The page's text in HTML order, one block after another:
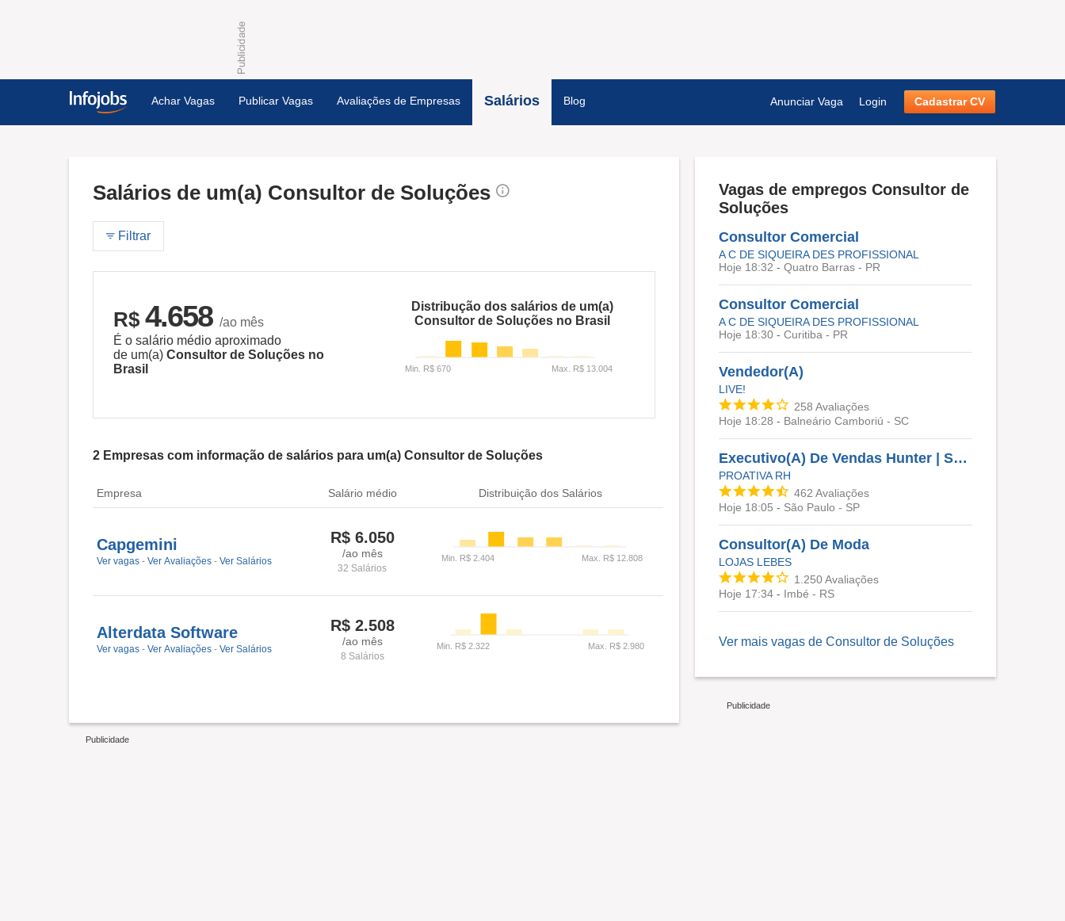
Achar Vagas Publicar Vagas Avaliações de Empresas Salários Blog Anunciar Vaga Login Cadastrar CV
Salários de um(a) Consultor de Soluções
Filtrar
R$ 4.658 /ao mês
É o salário médio aproximado
de um(a) Consultor de Soluções no
Brasil
Distribução dos salários de um(a)
Consultor de Soluções no Brasil
2 Empresas com informação de salários para um(a) Consultor de Soluções
Empresa Salário médio Distribuição dos Salários
Capgemini
Ver vagas - Ver Avaliações - Ver Salários
R$ 6.050
/ao mês
32 Salários
Alterdata Software
Ver vagas - Ver Avaliações - Ver Salários
R$ 2.508
/ao mês
8 Salários
Vagas de empregos Consultor de
Soluções
Consultor Comercial
A C DE SIQUEIRA DES PROFISSIONAL
Hoje 18:32 - Quatro Barras - PR
Consultor Comercial
A C DE SIQUEIRA DES PROFISSIONAL
Hoje 18:30 - Curitiba - PR
Vendedor(A)
LIVE!
258 Avaliações
Hoje 18:28 - Balneário Camboriú - SC
Executivo(A) De Vendas Hunter | Soluções Em TI
PROATIVA RH
462 Avaliações
Hoje 18:05 - São Paulo - SP
Consultor(A) De Moda
LOJAS LEBES
1.250Avaliações
Hoje 17:34 - Imbé - RS
Ver mais vagas de Consultor de Soluções